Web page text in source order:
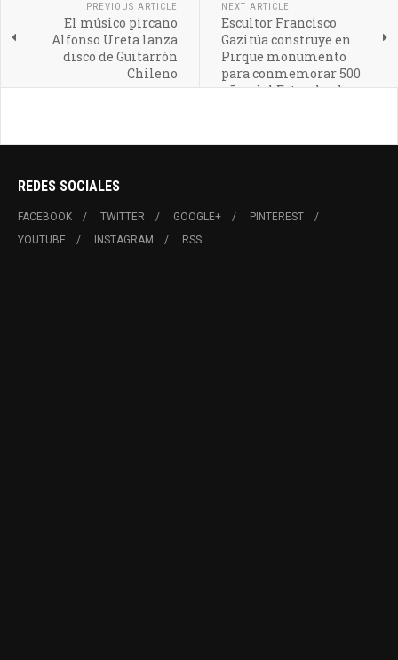
PREVIOUS ARTICLE
El músico pircano
Alfonso Ureta lanza
disco de Guitarrón
Chileno
NEXT ARTICLE
Escultor Francisco
Gazitúa construye en
Pirque monumento
para conmemorar 500
años del Estrecho de
REDES SOCIALES
FACEBOOK TWITTER GOOGLE+
PINTEREST
YOUTUBE
INSTAGRAM RSS